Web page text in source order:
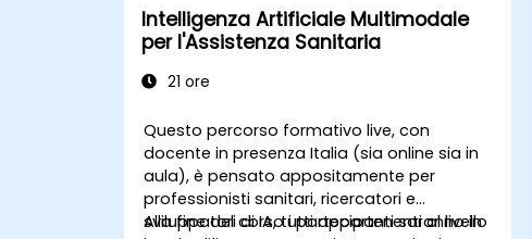
Intelligenza Artificiale Multimodale
per l'Assistenza Sanitaria
21 ore
Questo percorso formativo live, con
docente in presenza Italia (sia online sia in
aula), è pensato appositamente per
professionisti sanitari, ricercatori e
sviluppatori di IA, tutti appartenenti al livello
Alla fine del corso i partecipanti saranno in